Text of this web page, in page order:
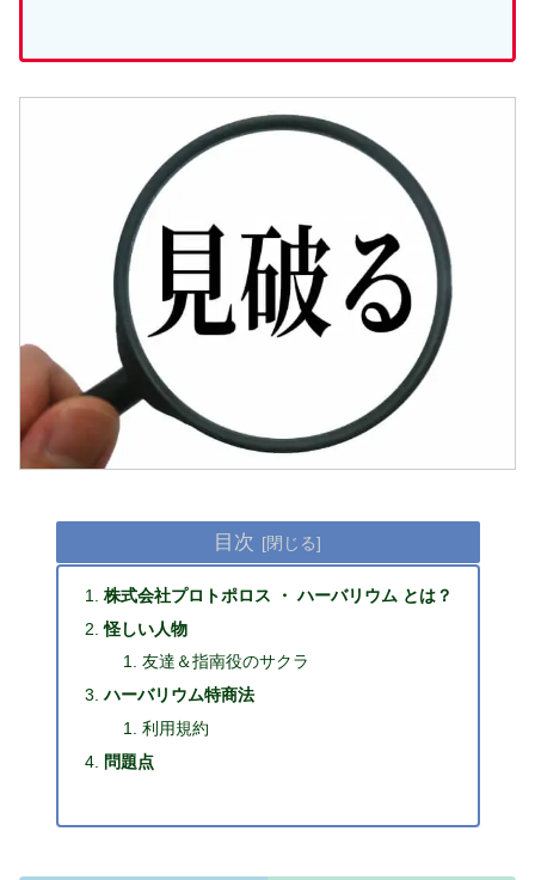
目次
株式会社プロトポロス ・ ハーバリウム とは？
怪しい人物
友達＆指南役のサクラ
ハーバリウム特商法
利用規約
問題点